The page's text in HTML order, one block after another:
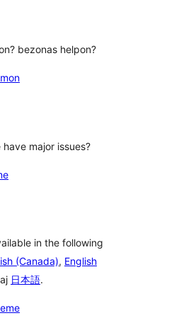
bezonas helpon?
major issues?
in the following
(Canada), English
日本語.